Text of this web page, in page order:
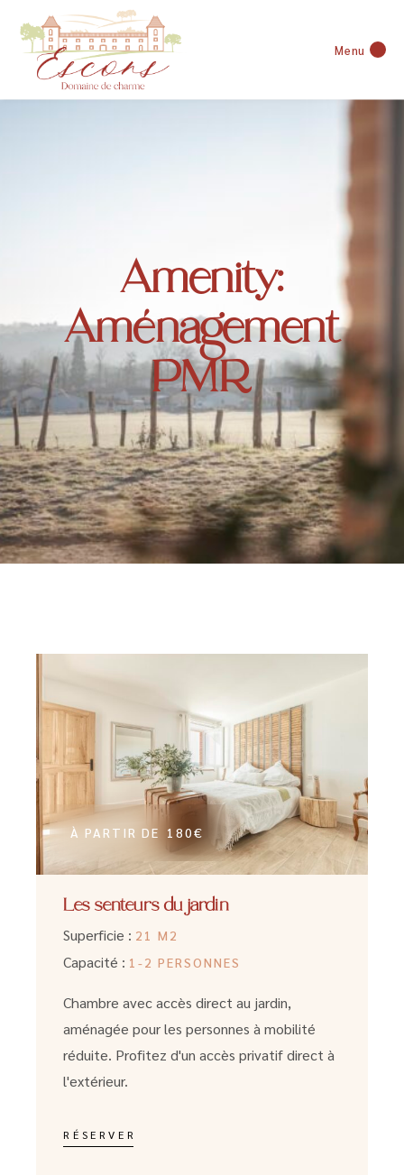
Menu
Amenity:
Aménagement
PMR
À PARTIR DE 180€
Les senteurs du jardin
Superficie : 21 M2
Capacité : 1-2 PERSONNES
Chambre avec accès direct au jardin,
aménagée pour les personnes à mobilité
réduite. Profitez d'un accès privatif direct à
l'extérieur.
RÉSERVER